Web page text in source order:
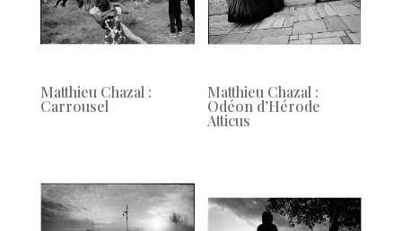
Matthieu Chazal :
Carrousel
Matthieu Chazal :
Odéon d’Hérode
Atticus